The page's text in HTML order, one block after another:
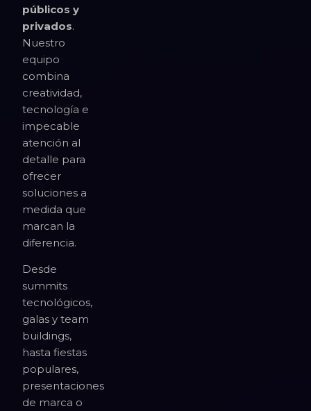
públicos y
privados.
Nuestro
equipo
combina
creatividad,
tecnología e
impecable
atención al
detalle para
ofrecer
soluciones a
medida que
marcan la
diferencia.
Desde
summits
tecnológicos,
galas y team
buildings,
hasta fiestas
populares,
presentaciones
de marca o